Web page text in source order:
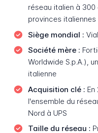
réseau italien à
provinces
Siège mondial :
Société mère :
Worldwide S.p.A.),
italienne
Acquisition clé :
l'ensemble du
Nord à UPS
Taille du réseau :